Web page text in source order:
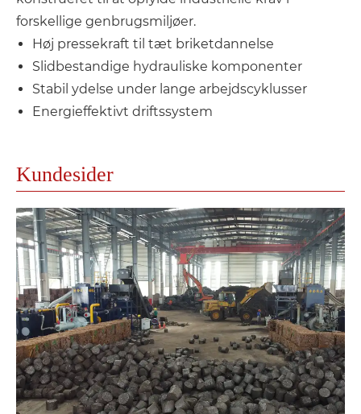
forskellige genbrugsmiljøer.
Høj pressekraft til tæt briketdannelse
Slidbestandige hydrauliske komponenter
Stabil ydelse under lange arbejdscyklusser
Energieffektivt driftssystem
Kundesider